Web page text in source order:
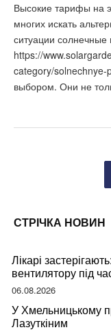
Высокие тарифы на
многих искать
ситуации
https://
category/solnechnye-
выбором. Они не
СТРІЧКА НОВИН
Лікарі
вентилятору під
ваше здоров’я
06.08.2026
У Хмельницькому
Лазуткіним